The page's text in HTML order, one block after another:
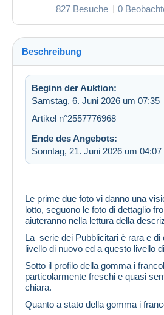
827 Besuche 0
Beschreibung
Beginn der Auktion:
Samstag, 6. Juni 2026 um 07:35
Artikel n°2557776968
Ende des Angebots:
Sonntag, 21. Juni 2026 um 04:07
Le prime due foto vi danno una
lotto, seguono le foto di dettaglio
aiuteranno nella lettura della
La serie dei Pubblicitari è rara e di
livello di nuovo ed a questo livello
Sotto il profilo della gomma i
particolarmente freschi e quasi
chiara.
Quanto a stato della gomma i